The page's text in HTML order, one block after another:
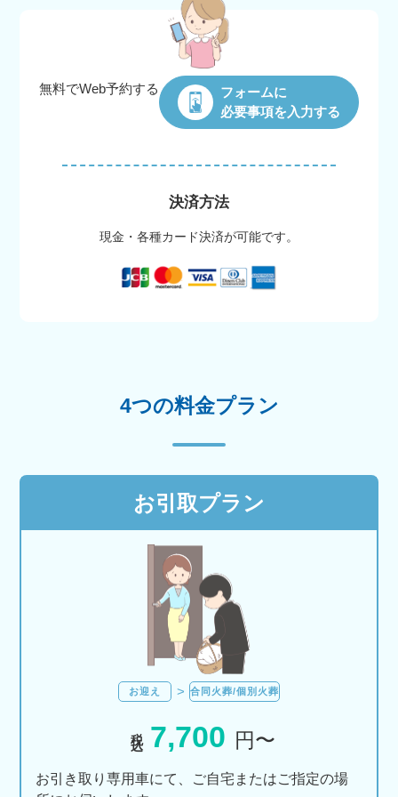
無料でWeb予約する
フォームに
必要事項を入力する
決済方法
現金・各種カード決済が可能です。
4つの料金プラン
お引取プラン
お迎え 合同火葬/個別火葬
7,700 円〜
お引き取り専用車にて、ご自宅またはご指定の場